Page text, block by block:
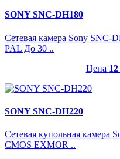
SONY SNC-DH180
Сетевая камера Sony SNC-
PAL До 30 ..
Цена
SONY SNC-DH220
Сетевая купольная камера
CMOS EXMOR ..